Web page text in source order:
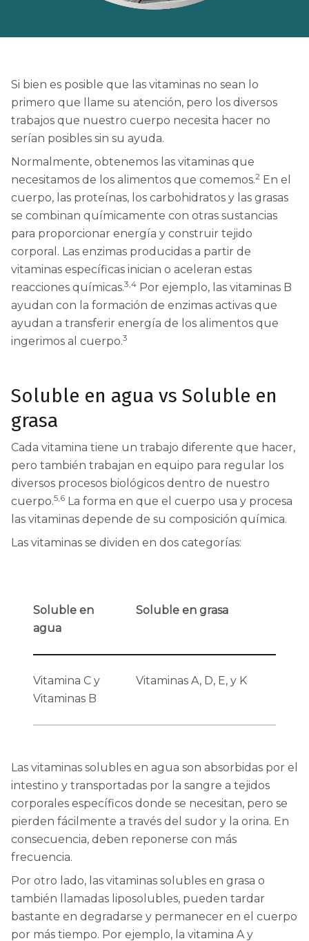
Si bien es posible que las vitaminas no sean lo
primero que llame su atención, pero los diversos
trabajos que nuestro cuerpo necesita hacer no
serían posibles sin su ayuda.
Normalmente, obtenemos las vitaminas que
necesitamos de los alimentos que comemos.2 En el
cuerpo, las proteínas, los carbohidratos y las grasas
se combinan químicamente con otras sustancias
para proporcionar energía y construir tejido
corporal. Las enzimas producidas a partir de
vitaminas específicas inician o aceleran estas
reacciones químicas.3,4 Por ejemplo, las vitaminas B
ayudan con la formación de enzimas activas que
ayudan a transferir energía de los alimentos que
ingerimos al cuerpo.3
Soluble en agua vs Soluble en
grasa
Cada vitamina tiene un trabajo diferente que hacer,
pero también trabajan en equipo para regular los
diversos procesos biológicos dentro de nuestro
cuerpo.5,6 La forma en que el cuerpo usa y procesa
las vitaminas depende de su composición química.
Las vitaminas se dividen en dos categorías:
Soluble en
agua
Soluble en grasa
Vitamina C y
Vitaminas B
Vitaminas A, D, E, y K
Las vitaminas solubles en agua son absorbidas por el
intestino y transportadas por la sangre a tejidos
corporales específicos donde se necesitan, pero se
pierden fácilmente a través del sudor y la orina. En
consecuencia, deben reponerse con más
frecuencia.
Por otro lado, las vitaminas solubles en grasa o
también llamadas liposolubles, pueden tardar
bastante en degradarse y permanecer en el cuerpo
por más tiempo. Por ejemplo, la vitamina A y